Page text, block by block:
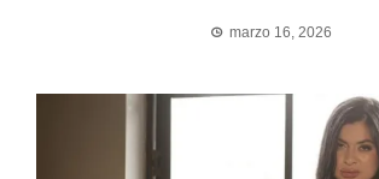
marzo 16, 2026